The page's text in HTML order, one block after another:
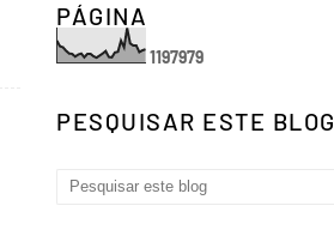
PÁGINA
1197979
PESQUISAR ESTE BLOG